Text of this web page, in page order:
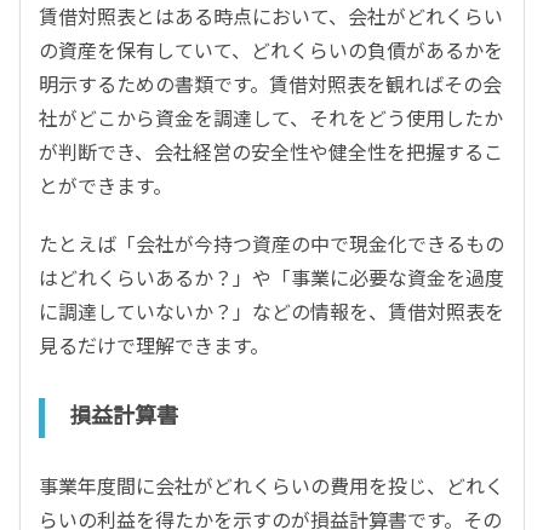
賃借対照表とはある時点において、会社がどれくらい
の資産を保有していて、どれくらいの負債があるかを
明示するための書類です。賃借対照表を観ればその会
社がどこから資金を調達して、それをどう使用したか
が判断でき、会社経営の安全性や健全性を把握するこ
とができます。
たとえば「会社が今持つ資産の中で現金化できるもの
はどれくらいあるか？」や「事業に必要な資金を過度
に調達していないか？」などの情報を、賃借対照表を
見るだけで理解できます。
損益計算書
事業年度間に会社がどれくらいの費用を投じ、どれく
らいの利益を得たかを示すのが損益計算書です。その